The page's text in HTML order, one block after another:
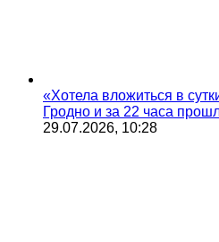
«Хотела вложиться в
Гродно и за 22 часа
29.07.2026, 10:28